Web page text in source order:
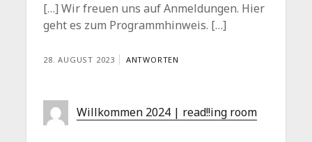
[…] Wir freuen uns auf Anmeldungen. Hier
geht es zum Programmhinweis. […]
28. AUGUST 2023 ANTWORTEN
Willkommen 2024 | read!!ing room